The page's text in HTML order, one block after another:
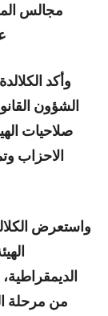
مجالس
وأكد
الشؤون
صلاحيات
الاحزاب
واستعرض
الديمقراطية،
من مرحلة